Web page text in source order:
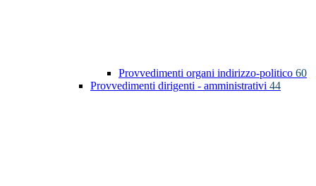
Provvedimenti organi indirizzo-politico 60
Provvedimenti dirigenti - amministrativi 44